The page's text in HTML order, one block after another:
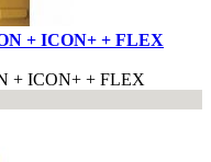
+ ICON+ + FLEX
+ ICON+ + FLEX